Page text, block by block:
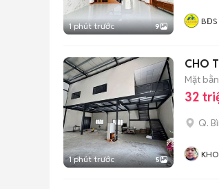
1 phút trước 9
1 phút trước 5
CHO
Mặt
32
Q.